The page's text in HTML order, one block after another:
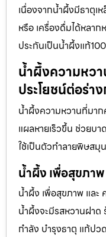
เนื่องจากน้ำผึ้งมีธาตุเ
หรือ เครื่องดื่มได้หลา
ประกันเป็นน้ำผึ้งแท้
น้ำผึ้งความหว
ประโยชน์ต่อร่า
น้ำผึ้งความหวานที่มา
แผลหายเร็วขึ้น ช่วยบ
ใช้เป็นตัวทำลายพิษสมุ
น้ำผึ้ง เพื่อสุขภา
น้ำผึ้ง เพื่อสุขภาพ และ
น้ำผึ้งจะมีรสหวานฝา
กำลัง บำรุงธาตุ แก้ปว